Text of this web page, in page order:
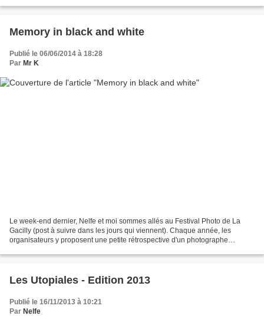
Memory in black and white
Publié le 06/06/2014 à 18:28
Par Mr K
Le week-end dernier, Nelfe et moi sommes allés au Festival Photo de La
Gacilly (post à suivre dans les jours qui viennent). Chaque année, les
organisateurs y proposent une petite rétrospective d'un photographe
Les Utopiales - Edition 2013
Publié le 16/11/2013 à 10:21
Par Nelfe